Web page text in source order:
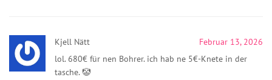
Kjell Nätt
Februar 13, 2026
lol. 680€ für nen Bohrer. ich hab ne 5€-Knete in der
tasche. 🤡